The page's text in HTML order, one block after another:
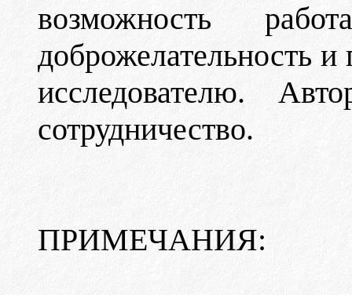
возможность
доброжелательность
исследователю.
сотрудничество.
ПРИМЕЧАНИЯ: